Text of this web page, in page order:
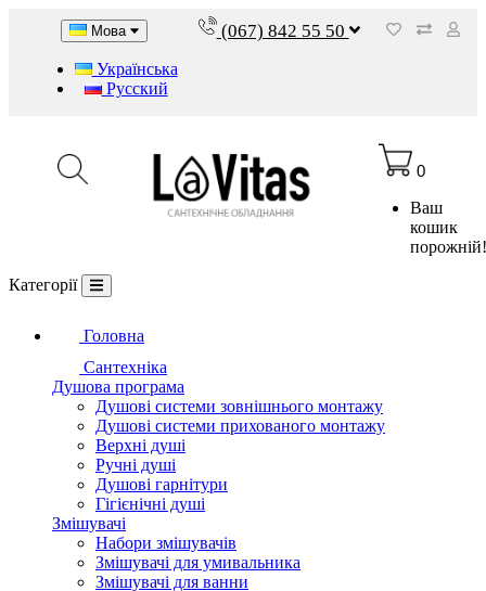
Мова
Українська
Русский
(067) 842 55 50
0
Ваш
кошик
Категорії
Головна
Сантехніка
Душова програма
Душові системи зовнішнього монтажу
Душові системи прихованого монтажу
Верхні душі
Ручні душі
Душові гарнітури
Гігієнічні душі
Змішувачі
Набори змішувачів
Змішувачі для умивальника
Змішувачі для ванни